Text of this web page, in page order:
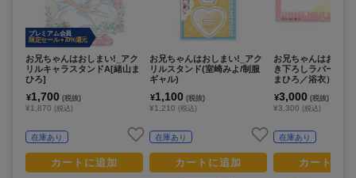
プレミアム会員
限定セール +70%還元
お兄ちゃんはおしまい!_アク
リルキャラスタンドA[緒山ま
ひろ]
¥1,700 (税抜)
¥1,870 (税込)
在庫あり
カートに追加
お兄ちゃんはおしまい!_アク
リルスタンド(室崎みよ/制服
ギャル)
¥1,100 (税抜)
¥1,210 (税込)
在庫あり
カートに追加
お兄ちゃんはおしま
き下ろしラバーマッ
まひろ／浴衣）
¥3,000 (税抜)
¥3,300 (税込)
在庫あり
カートに